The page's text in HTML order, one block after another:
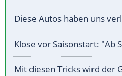
Diese Autos haben uns
Klose vor Saisonstart: "Ab
Mit diesen Tricks wird der